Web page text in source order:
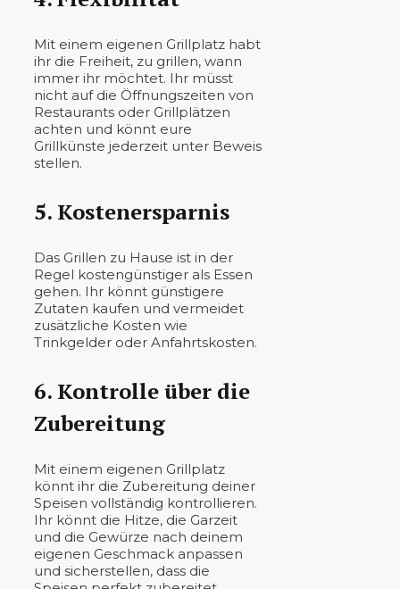
Mit einem eigenen Grillplatz habt
ihr die Freiheit, zu grillen, wann
immer ihr möchtet. Ihr müsst
nicht auf die Öffnungszeiten von
Restaurants oder Grillplätzen
achten und könnt eure
Grillkünste jederzeit unter Beweis
stellen.
5. Kostenersparnis
Das Grillen zu Hause ist in der
Regel kostengünstiger als Essen
gehen. Ihr könnt günstigere
Zutaten kaufen und vermeidet
zusätzliche Kosten wie
Trinkgelder oder Anfahrtskosten.
6. Kontrolle über die
Zubereitung
Mit einem eigenen Grillplatz
könnt ihr die Zubereitung deiner
Speisen vollständig kontrollieren.
Ihr könnt die Hitze, die Garzeit
und die Gewürze nach deinem
eigenen Geschmack anpassen
und sicherstellen, dass die